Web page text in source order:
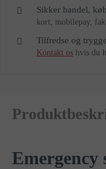
Sikker handel,
kort, mobilepay,
Tilfredse og
Kontakt os hvis du
Emergency